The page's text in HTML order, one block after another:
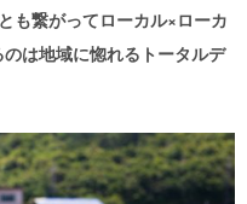
も繋がってローカル×ローカ
は地域に惚れるトータルデ